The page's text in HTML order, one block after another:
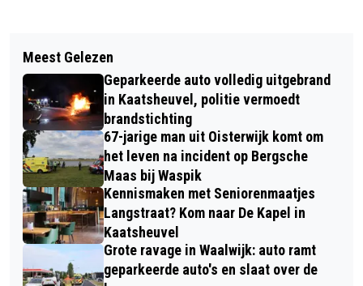
OPENINGSTIJDEN GEMEENTE EN HET
KLAVIER AANGEPAST VANWEGE
HEMELVAART
BRANDWEER RUKT UIT VOOR
VERMEENDE WONINGBRAND IN
WASPIK
Meest Gelezen
Geparkeerde auto volledig uitgebrand
in Kaatsheuvel, politie vermoedt
brandstichting
67-jarige man uit Oisterwijk komt om
het leven na incident op Bergsche
Maas bij Waspik
Kennismaken met Seniorenmaatjes
Langstraat? Kom naar De Kapel in
Kaatsheuvel
Grote ravage in Waalwijk: auto ramt
geparkeerde auto's en slaat over de